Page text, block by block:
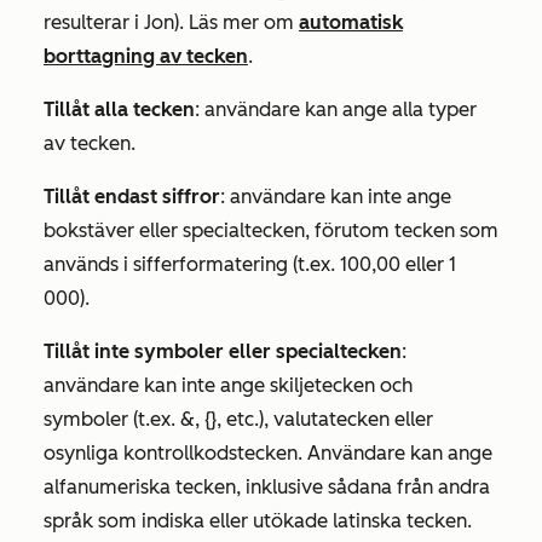
resulterar i Jon). Läs mer om automatisk
borttagning av tecken.
Tillåt alla tecken: användare kan ange alla typer
av tecken.
Tillåt endast siffror: användare kan inte ange
bokstäver eller specialtecken, förutom tecken som
används i sifferformatering (t.ex. 100,00 eller 1
000).
Tillåt inte symboler eller specialtecken:
användare kan inte ange skiljetecken och
symboler (t.ex. &, {}, etc.), valutatecken eller
osynliga kontrollkodstecken. Användare kan ange
alfanumeriska tecken, inklusive sådana från andra
språk som indiska eller utökade latinska tecken.